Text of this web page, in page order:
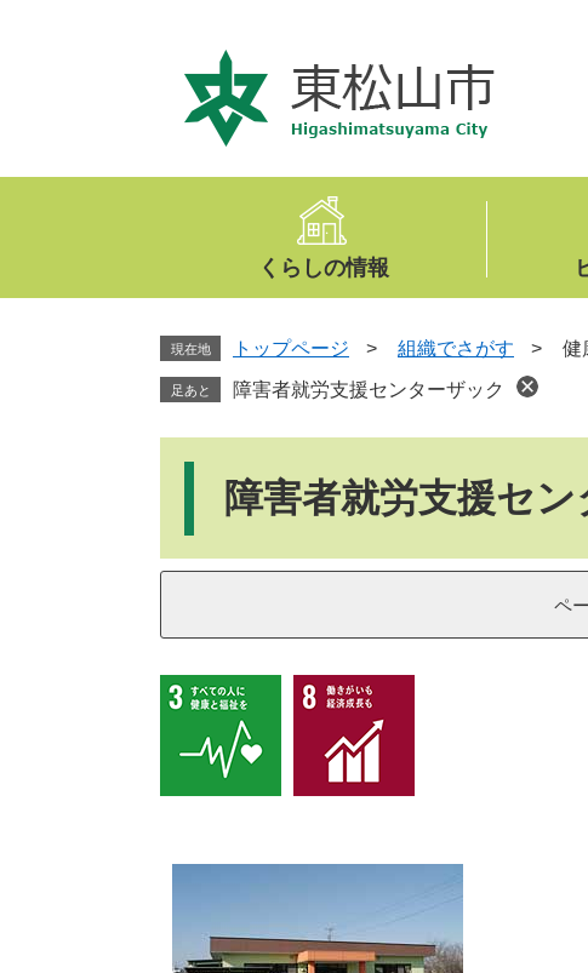
文
くらしの情報
現在地 トップページ > 組織でさがす > 健
足あと 障害者就労支援センターザック
障害者就労支援セ
ペ